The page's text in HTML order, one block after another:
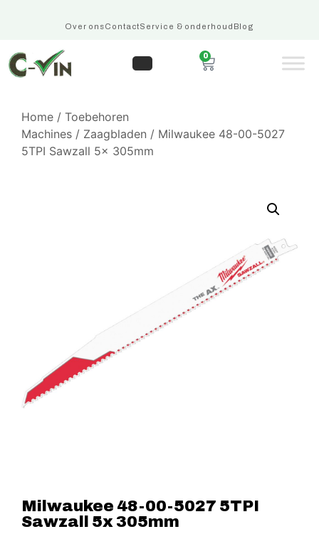
Over onsContactService & onderhoudBlog
0
Home / Toebehoren
Machines / Zaagbladen / Milwaukee 48-00-5027
5TPI Sawzall 5x 305mm
Milwaukee 48-00-5027 5TPI
Sawzall 5x 305mm